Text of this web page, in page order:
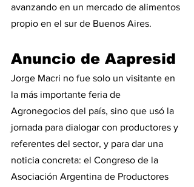
avanzando en un mercado de alimentos
propio en el sur de Buenos Aires.
Anuncio de Aapresid
Jorge Macri no fue solo un visitante en
la más importante feria de
Agronegocios del país, sino que usó la
jornada para dialogar con productores y
referentes del sector, y para dar una
noticia concreta: el Congreso de la
Asociación Argentina de Productores